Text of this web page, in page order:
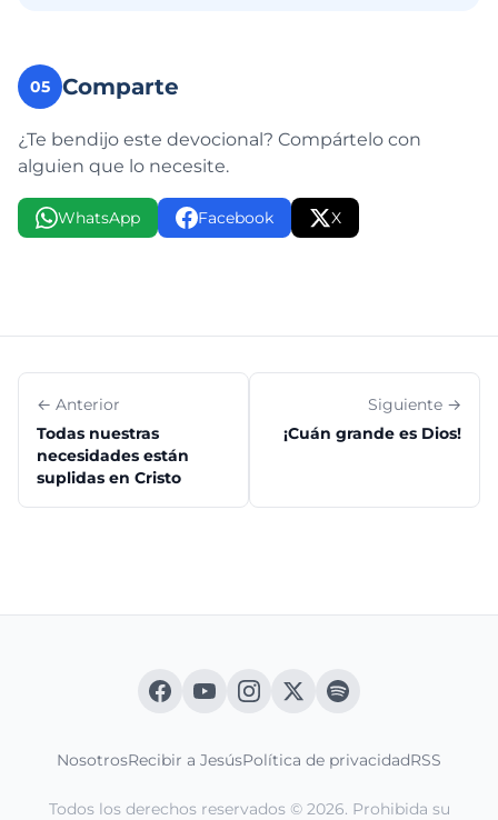
05 Comparte
¿Te bendijo este devocional? Compártelo con
alguien que lo necesite.
WhatsApp Facebook X
← Anterior
Todas nuestras
necesidades están
suplidas en Cristo
Siguiente →
¡Cuán grande es Dios!
NosotrosRecibir a JesúsPolítica de privacidadRSS
Todos los derechos reservados © 2026. Prohibida su